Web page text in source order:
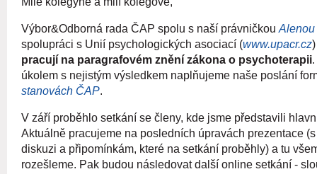
Výbor&Odborná rada ČAP spolu s naší právničkou
spolupráci s Unií psychologických asociací (www.upacr.cz
pracují na paragrafovém znění zákona o psychoterapii
úkolem s nejistým výsledkem naplňujeme naše poslání
stanovách ČAP.
V září proběhlo setkání se členy, kde jsme představili
Aktuálně pracujeme na posledních úpravách prezentace
diskuzi a připomínkám, které na setkání proběhly) a tu
rozešleme. Pak budou následovat další online setkání -